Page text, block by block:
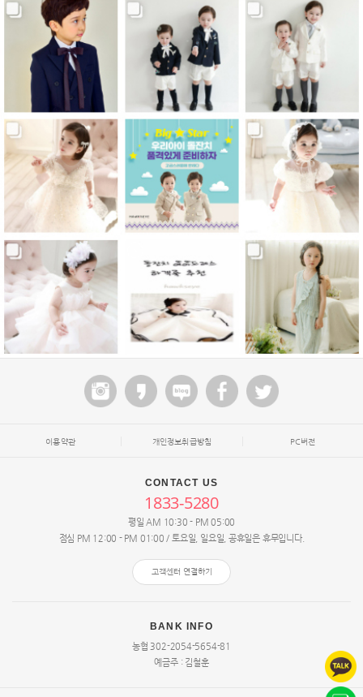
이용약관 개인정보취급방침 PC버전
CONTACT US
1833-5280
평일 AM 10:30 - PM 05:00
점심 PM 12:00 - PM 01:00 / 토요일, 일요일, 공휴일은 휴무입니다.
고객센터 연결하기
BANK INFO
농협 302-2054-5654-81
예금주 : 김철훈